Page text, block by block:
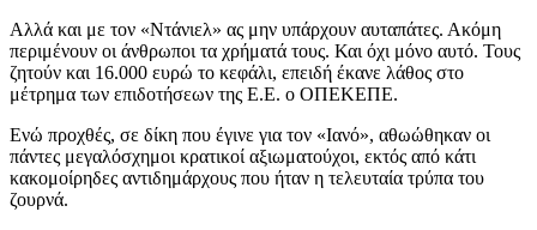
Αλλά και με τον «Ντάνιελ» ας μην υπάρχουν αυταπάτες. Ακόμη
περιμένουν οι άνθρωποι τα χρήματά τους. Και όχι μόνο αυτό. Τους
ζητούν και 16.000 ευρώ το κεφάλι, επειδή έκανε λάθος στο
μέτρημα των επιδοτήσεων της Ε.Ε. ο ΟΠΕΚΕΠΕ.
Ενώ προχθές, σε δίκη που έγινε για τον «Ιανό», αθωώθηκαν οι
πάντες μεγαλόσχημοι κρατικοί αξιωματούχοι, εκτός από κάτι
κακομοίρηδες αντιδημάρχους που ήταν η τελευταία τρύπα του
ζουρνά.